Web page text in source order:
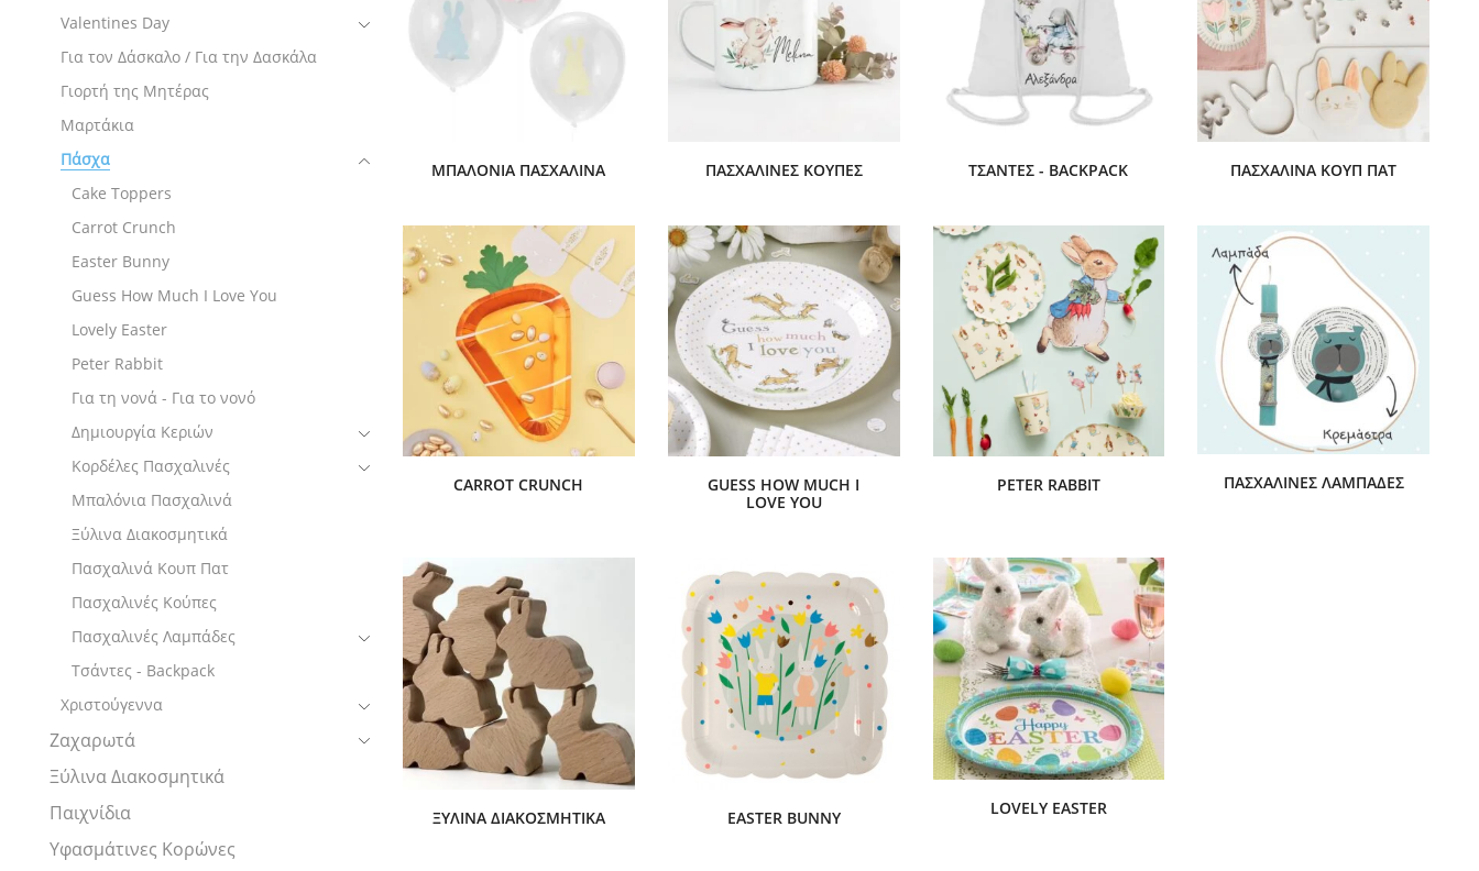
ΜΠΑΛΌΝΙΑ ΠΑΣΧΑΛΙΝΆ ΠΑΣΧΑΛΙΝΈΣ ΚΟΎΠΕΣ ΤΣΆΝΤΕΣ - BACKPACK ΠΑΣΧΑΛΙΝΆ ΚΟΥΠ ΠΑΤ
CARROT CRUNCH
GUESS HOW MUCH I
LOVE YOU
PETER RABBIT ΠΑΣΧΑΛΙΝΈΣ ΛΑΜΠΆΔΕΣ
ΞΎΛΙΝΑ ΔΙΑΚΟΣΜΗΤΙΚΆ EASTER BUNNY LOVELY EASTER
Valentines Day
Για τον Δάσκαλο / Για την Δασκάλα
Γιορτή της Μητέρας
Μαρτάκια
Πάσχα
Cake Toppers
Carrot Crunch
Easter Bunny
Guess How Much I Love You
Lovely Easter
Peter Rabbit
Για τη νονά - Για το νονό
Δημιουργία Κεριών
Κορδέλες Πασχαλινές
Μπαλόνια Πασχαλινά
Ξύλινα Διακοσμητικά
Πασχαλινά Κουπ Πατ
Πασχαλινές Κούπες
Πασχαλινές Λαμπάδες
Τσάντες - Backpack
Χριστούγεννα
Ζαχαρωτά
Ξύλινα Διακοσμητικά
Παιχνίδια
Υφασμάτινες Κορώνες